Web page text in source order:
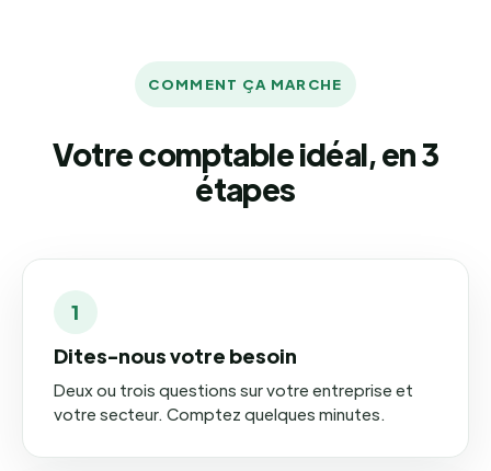
COMMENT ÇA MARCHE
Votre comptable idéal, en 3
étapes
1
Dites-nous votre besoin
Deux ou trois questions sur votre entreprise et
votre secteur. Comptez quelques minutes.